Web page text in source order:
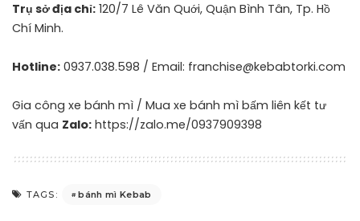
Trụ sở địa chỉ: 120/7 Lê Văn Quới, Quận Bình Tân, Tp. Hồ
Chí Minh.
Hotline: 0937.038.598 / Email: franchise@kebabtorki.com
Gia công xe bánh mì / Mua xe bánh mì bấm liên kết tư
vấn qua Zalo: https://zalo.me/0937909398
TAGS: bánh mì Kebab